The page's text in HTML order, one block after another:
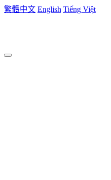
繁體中文 English Tiếng Việt